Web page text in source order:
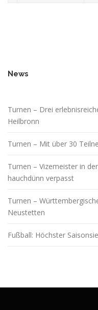
News
Turnen – Drei
Heilbronn
Turnen – Mit über 30
Turnen – Vizemeister in
hauchdünn verpasst
Turnen –
Neustetten
Fußball: Höchster